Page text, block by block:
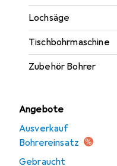
Lochsäge
Tischbohrmaschine
Zubehör Bohrer
Angebote
Ausverkauf
Bohrereinsatz
Gebraucht